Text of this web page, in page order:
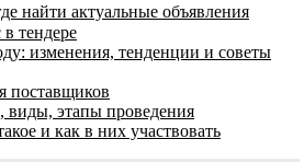
найти актуальные объявления
в тендере
изменения, тенденции и советы
поставщиков
виды, этапы проведения
и как в них участвовать